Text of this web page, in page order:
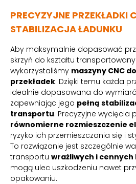
PRECYZYJNE PRZEKŁADKI
STABILIZACJA ŁADUNKU
Aby maksymalnie dopasować
skrzyń do kształtu
wykorzystaliśmy maszyny CNC
przekładek. Dzięki temu każda
idealnie dopasowana do
zapewniając jego pełną
transportu. Precyzyjne wycięcia
równomierne rozmieszczenie
ryzyko ich przemieszczania się i
To rozwiązanie jest szczególnie
transportu wrażliwych i
mogą ulec uszkodzeniu nawet
opakowaniu.